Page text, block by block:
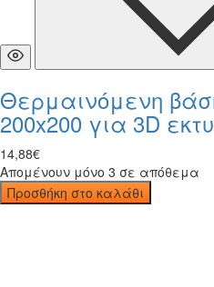
Θερμαινόμενη
200x200 για 3D
14,88€
Απομένουν μόνο 3 σε απόθεμα
Προσθήκη στο καλάθι